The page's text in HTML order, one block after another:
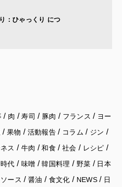
：ひゃっくり につ
/ 肉 /寿司 / 豚肉 / フランス / ヨー
/果物 / 活動報告/ コラム / ジン /
ス / 牛肉 /和食 / 社会 / レシピ /
代 / 味噌 /韓国料理 / 野菜 / 日本
ソース /醤油 / 食文化 / NEWS/ 日